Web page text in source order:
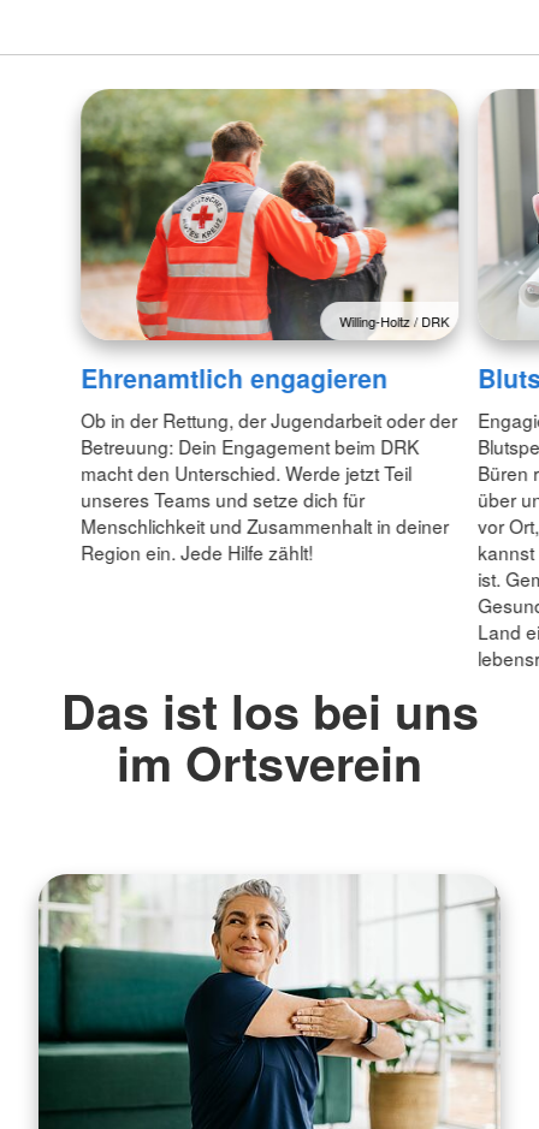
Willing-Holtz / DRK
Ehrenamtlich engagieren
Ob in der Rettung, der Jugendarbeit oder der
Betreuung: Dein Engagement beim DRK
macht den Unterschied. Werde jetzt Teil
unseres Teams und setze dich für
Menschlichkeit und Zusammenhalt in deiner
Region ein. Jede Hilfe zählt!
Büren
über
vor
ist.
Land
Das ist los bei uns
im Ortsverein